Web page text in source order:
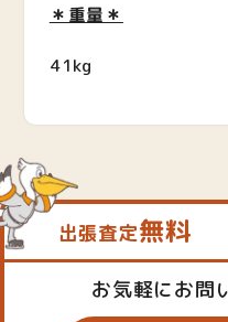
＊重量＊
41kg
出張査定無料
お気軽にお問